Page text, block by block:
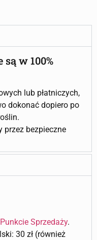
w 100%
lub płatniczych,
dokonać dopiero po
przez bezpieczne
Punkcie Sprzedaży.
30 zł (również